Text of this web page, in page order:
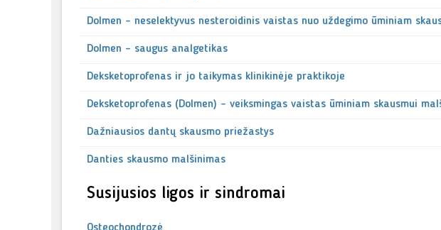
Dolmen – neselektyvus nesteroidinis vaistas nuo uždegimo ūminiam
Dolmen - saugus analgetikas
Deksketoprofenas ir jo taikymas klinikinėje praktikoje
Deksketoprofenas (Dolmen) - veiksmingas vaistas ūminiam skausmui
Dažniausios dantų skausmo priežastys
Danties skausmo malšinimas
Susijusios ligos ir sindromai